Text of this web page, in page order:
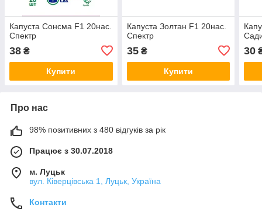
Капуста Сонсма F1 20нас.
Спектр
38 ₴
Купити
Капуста Золтан F1 20нас.
Спектр
35₴
Купити
30
Про нас
98% позитивних з 480 відгуків за рік
Працює з 30.07.2018
м. Луцьк
вул. Ківерцівська 1, Луцьк, Україна
Контакти